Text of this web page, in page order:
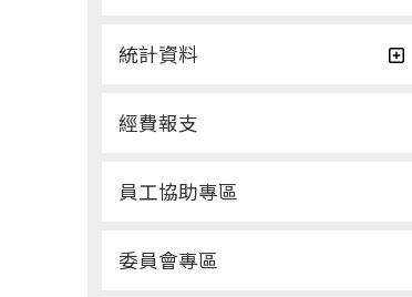
統計資料
經費報支
員工協助專區
委員會專區